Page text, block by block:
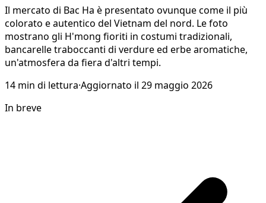
Il mercato di Bac Ha è presentato ovunque come il più
colorato e autentico del Vietnam del nord. Le foto
mostrano gli H'mong fioriti in costumi tradizionali,
bancarelle traboccanti di verdure ed erbe aromatiche,
un'atmosfera da fiera d'altri tempi.
14 min di lettura·Aggiornato il 29 maggio 2026
In breve